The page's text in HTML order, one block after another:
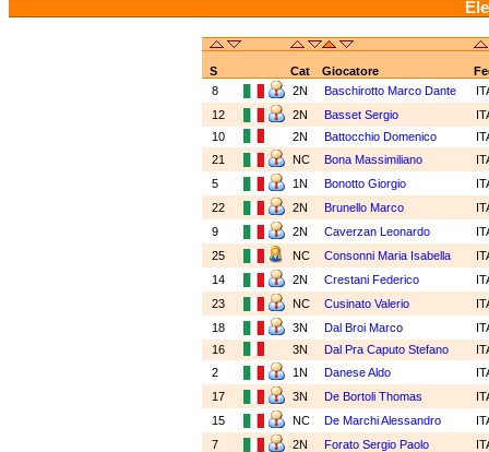
S Cat Giocatore
8
2N Baschirotto Marco Dante
12
2N Basset Sergio
10
2N Battocchio Domenico
21
NC Bona Massimiliano
5
1N Bonotto Giorgio
22
2N Brunello Marco
9
2N Caverzan Leonardo
25
NC Consonni Maria Isabella
14
2N Crestani Federico
23
NC Cusinato Valerio
18
3N Dal Broi Marco
16
3N Dal Pra Caputo Stefano
2
1N Danese Aldo
17
3N De Bortoli Thomas
15
NC De Marchi Alessandro
7
2N Forato Sergio Paolo